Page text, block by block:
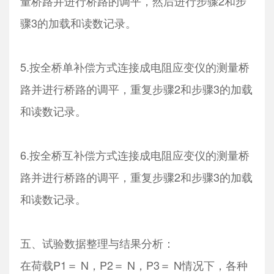
骤3的加载和读数记录。
5.按全桥单补偿方式连接成电阻应变仪的测量桥
路并进行桥路的调平，重复步骤2和步骤3的加载
和读数记录。
6.按全桥互补偿方式连接成电阻应变仪的测量桥
路并进行桥路的调平，重复步骤2和步骤3的加载
和读数记录。
五、试验数据整理与结果分析：
在荷载P1＝ N，P2＝ N，P3＝ N情况下，各种